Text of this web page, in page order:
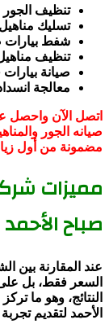
تنظيف
تسليك
شفط بيارات
تنظيف
صيانة
معالجة
اتصل الآن
صيانه الجور
مضمونة من أول
مميزات
صباح الأحمد
عند المقارنة بين
السعر فقط، بل
النتائج، وهو ما
الأحمد لتقديم